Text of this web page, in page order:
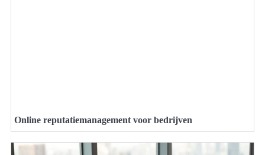
Online reputatiemanagement voor bedrijven